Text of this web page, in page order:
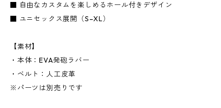
■ 自由なカスタムを楽しめるホール付きデザイン
■ ユニセックス展開（S–XL）
【素材】
・本体：EVA発砲ラバー
・ベルト：人工皮革
※パーツは別売りです